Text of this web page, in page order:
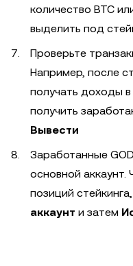
количество BTC
выделить под
Проверьте
Например, после
получать доходы в
получить
Вывести
Заработанные
основной
позиций
аккаунт и затем